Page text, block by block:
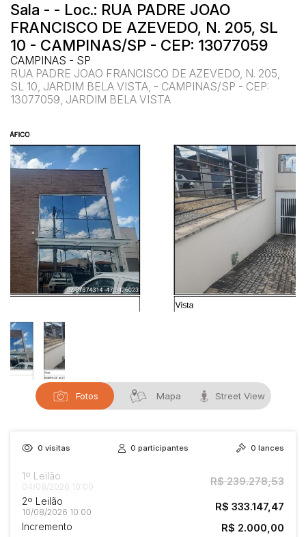
Sala - - Loc.: RUA PADRE JOAO
FRANCISCO DE AZEVEDO, N. 205, SL
10 - CAMPINAS/SP - CEP: 13077059
CAMPINAS - SP
RUA PADRE JOAO FRANCISCO DE AZEVEDO, N. 205,
SL 10, JARDIM BELA VISTA, - CAMPINAS/SP - CEP:
13077059, JARDIM BELA VISTA
Fotos Mapa Street View
0 visitas 0 participantes 0 lances
1º Leilão
04/08/2026 10:00 R$ 239.278,53
2º Leilão
10/08/2026 10:00 R$ 333.147,47
Incremento R$ 2.000,00